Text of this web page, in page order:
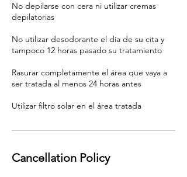
No depilarse con cera ni utilizar cremas
depilatorias
No utilizar desodorante el día de su cita y
tampoco 12 horas pasado su tratamiento
Rasurar completamente el área que vaya a
ser tratada al menos 24 horas antes
Utilizar filtro solar en el área tratada
Cancellation Policy